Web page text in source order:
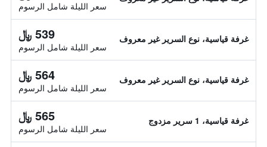
سعر الليلة شامل الرسوم
غرفة قياسية، نوع السرير غير معروف 539 ﷼
سعر الليلة شامل الرسوم
غرفة قياسية، نوع السرير غير معروف 564 ﷼
سعر الليلة شامل الرسوم
غرفة قياسية، 1 سرير مزدوج 565 ﷼
سعر الليلة شامل الرسوم